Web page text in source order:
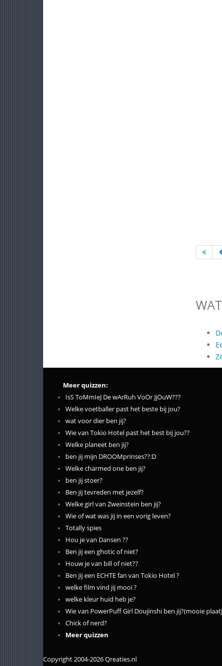
Meer quizzen:
IsS ToMmIeJ De wArRuh VoOr JjOuW???
Welke voetballer past het beste bij jou?
wat voor dier ben jij?
Wie van Tokio Hotel past het best bij jou??
Welke planeet ben jij?
ben jij mijn DROOMprinses??:D
Welke charmed one ben jij?
ben jij stoer?
Ben jij tevreden met jezelf?
Welke girl van Zweinstein ben jij?
Wie of wat was jij in een vorig leven?
Totally spies
Hou je van Dansen ??
Ben jij een ghotic of niet?
Houw je van bill of niet??
Ben jij een ECHTE fan van Tokio Hotel ?
welke film vind jij mooi ?
welke kleur huid heb je?
Wie van PowerPuff Girl Doujinshi ben jij?(mooie
Chick of nerd?
Meer quizzen
Copyright 2004-2026 Qreaties.nl